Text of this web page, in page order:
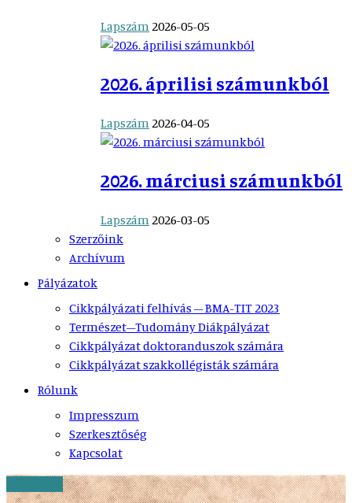
Lapszám2026-05-05
2026. áprilisi számunkból
Lapszám2026-04-05
2026. márciusi számunkból
Lapszám2026-03-05
Szerzőink
Archívum
Pályázatok
Cikkpályázati felhívás – BMA-TIT 2023
Természet–Tudomány Diákpályázat
Cikkpályázat doktoranduszok számára
Cikkpályázat szakkollégisták számára
Rólunk
Impresszum
Szerkesztőség
Kapcsolat